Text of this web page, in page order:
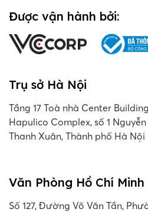
Được vận hành bởi:
Trụ sở Hà Nội
Tầng 17 Toà nhà Center Building
Hapulico Complex, số 1
Thanh Xuân, Thành phố Hà Nội
Văn Phòng Hồ Chí Minh
Số 127, Đường Võ Văn Tần,